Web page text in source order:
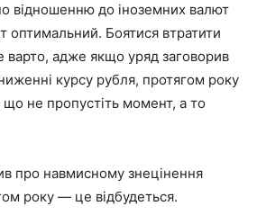
відношенню до іноземних валют
оптимальний. Боятися втратити
варто, адже якщо уряд заговорив
курсу рубля, протягом року
що не пропустіть момент, а то
про навмисному знецінення
року — це відбудеться.